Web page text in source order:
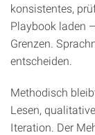
konsistentes,
Playbook laden
Grenzen.
entscheiden.
Methodisch
Lesen,
Iteration. Der